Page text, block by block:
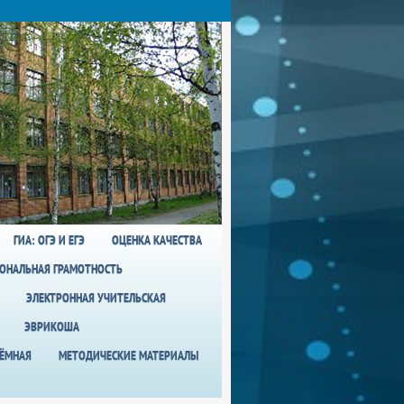
ГИА: ОГЭ И ЕГЭ
ОЦЕНКА КАЧЕСТВА
ГРАМОТНОСТЬ
ЭЛЕКТРОННАЯ УЧИТЕЛЬСКАЯ
ЭВРИКОША
МЕТОДИЧЕСКИЕ МАТЕРИАЛЫ